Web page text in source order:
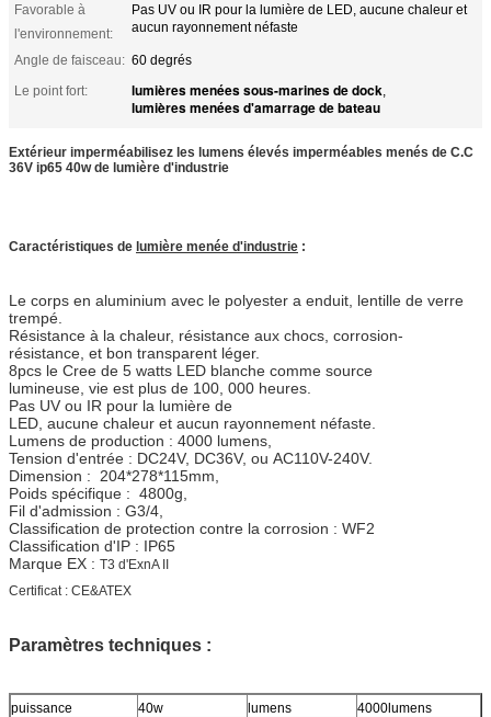
Favorable à
l'environnement:
Pas UV ou IR pour la lumière de LED, aucune chaleur et
aucun rayonnement néfaste
Angle de faisceau: 60 degrés
Le point fort:
lumières menées sous-marines de dock,
lumières menées d'amarrage de bateau
Extérieur imperméabilisez les lumens élevés imperméables menés de C.C
36V ip65 40w de lumière d'industrie
Caractéristiques de lumière menée d'industrie :
Le corps en aluminium avec le polyester a enduit, lentille de verre
trempé.
Résistance à la chaleur, résistance aux chocs, corrosion-
résistance, et bon transparent léger.
8pcs le Cree de 5 watts LED blanche comme source
lumineuse, vie est plus de 100, 000 heures.
Pas UV ou IR pour la lumière de
LED, aucune chaleur et aucun rayonnement néfaste.
Lumens de production : 4000 lumens,
Tension d'entrée : DC24V, DC36V, ou AC110V-240V.
Dimension : 204*278*115mm,
Poids spécifique : 4800g,
Fil d'admission : G3/4,
Classification de protection contre la corrosion : WF2
Classification d'IP : IP65
Marque EX : T3 d'ExnA II
Certificat : CE&ATEX
Paramètres techniques :
puissance 40w lumens
4000lumens